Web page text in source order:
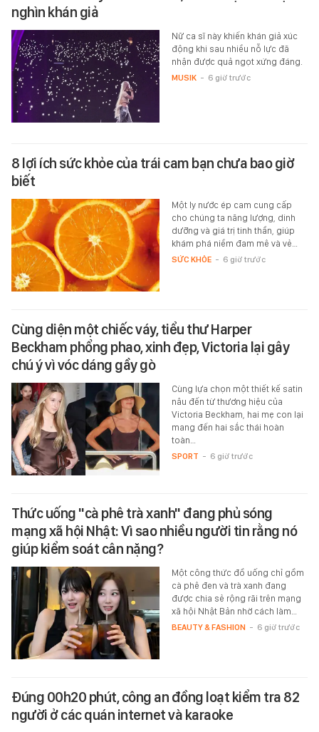
nghìn khán giả
Nữ ca sĩ này khiến khán giả xúc
động khi sau nhiều nỗ lực đã
nhận được quả ngọt xứng đáng.
MUSIK - 6 giờ trước
8 lợi ích sức khỏe của trái cam bạn chưa bao giờ
biết
Một ly nước ép cam cung cấp
cho chúng ta năng lượng, dinh
dưỡng và giá trị tinh thần, giúp
khám phá niềm đam mê và vẻ…
SỨC KHỎE - 6 giờ trước
Cùng diện một chiếc váy, tiểu thư Harper
Beckham phổng phao, xinh đẹp, Victoria lại gây
chú ý vì vóc dáng gầy gò
Cùng lựa chọn một thiết kế satin
nâu đến từ thương hiệu của
Victoria Beckham, hai mẹ con lại
mang đến hai sắc thái hoàn
toàn…
SPORT - 6 giờ trước
Thức uống "cà phê trà xanh" đang phủ sóng
mạng xã hội Nhật: Vì sao nhiều người tin rằng nó
giúp kiểm soát cân nặng?
Một công thức đồ uống chỉ gồm
cà phê đen và trà xanh đang
được chia sẻ rộng rãi trên mạng
xã hội Nhật Bản nhờ cách làm…
BEAUTY & FASHION - 6 giờ trước
Đúng 00h20 phút, công an đồng loạt kiểm tra 82
người ở các quán internet và karaoke